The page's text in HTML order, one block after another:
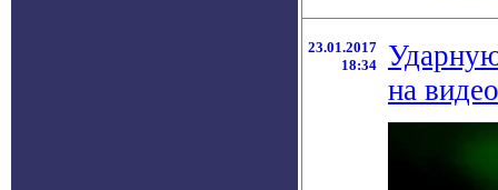
23.01.2017
18:34
на видео